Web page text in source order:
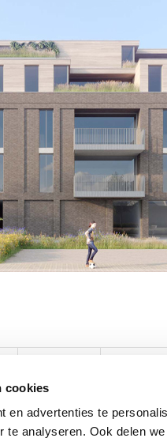
cookies
en advertenties te
te analyseren. Ook delen